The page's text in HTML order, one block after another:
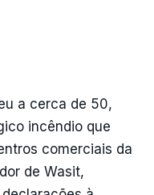
a cerca de 50,
incêndio que
comerciais da
de Wasit,